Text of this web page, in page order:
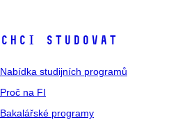
CHCI STUDOVAT
Nabídka studijních programů
Proč na FI
Bakalářské programy